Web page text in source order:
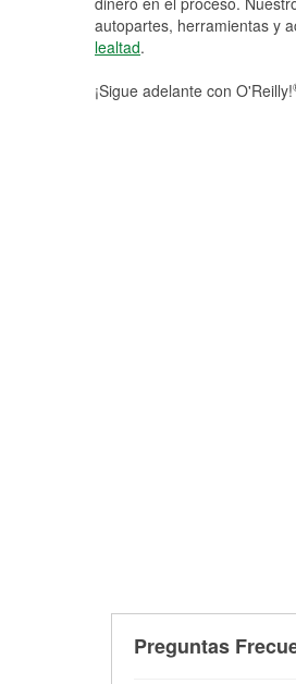
autopartes, herramientas y
lealtad.
¡Sigue adelante con O'Reilly!
Preguntas